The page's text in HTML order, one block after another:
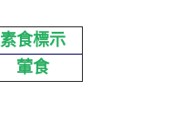
素食標示
葷食